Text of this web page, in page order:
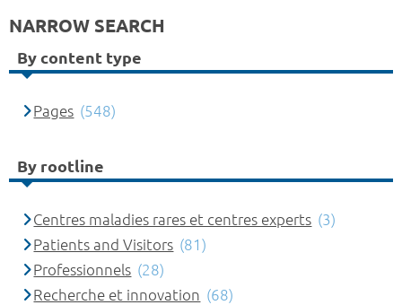
NARROW SEARCH
By content type
Pages (548)
By rootline
Centres maladies rares et centres experts (3)
Patients and Visitors (81)
Professionnels (28)
Recherche et innovation (68)